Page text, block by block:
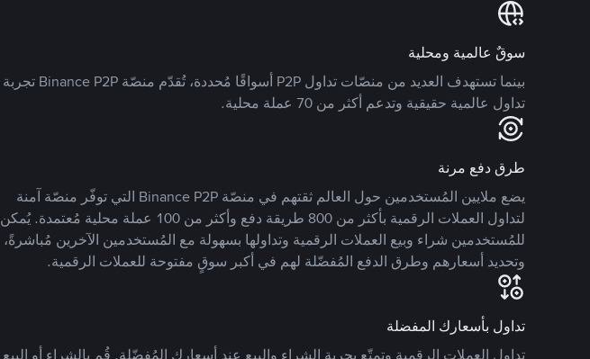
سوقٌ عالمية ومحلية
بينما تستهدف العديد من منصّات تداول P2P أسواقًا مُحددة، تُقدّم منصّة Binance P2P تجربة
تداول عالمية حقيقية وتدعم أكثر من 70 عملة محلية.
طرق دفع مرنة
يضع ملايين المُستخدمين حول العالم ثقتهم في منصّة Binance P2P التي توفّر منصّة آمنة
لتداول العملات الرقمية بأكثر من 800 طريقة دفع وأكثر من 100 عملة محلية مُعتمدة. يُمكن
للمُستخدمين شراء وبيع العملات الرقمية وتداولها بسهولة مع المُستخدمين الآخرين مُباشرةً،
وتحديد أسعارهم وطرق الدفع المُفضّلة لهم في أكبر سوقٍ مفتوحة للعملات الرقمية.
تداول بأسعارك المفضلة
تداول العملات الرقمية وتمتّع بحرية الشراء والبيع عند أسعارك المُفضّلة. قُم بالشراء أو البيع